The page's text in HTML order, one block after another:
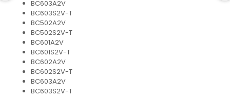
Hidraulice
Cilindri hidraulici si burdufe
protectie
Grup electropompa
Bolturi, role si bucsi
MAMMUT LIFT
Mecanice
BC603A2V
BC603S2V-T
BC502A2V
BC502S2V-T
BC601A2V
BC601S2V-T
BC602A2V
BC602S2V-T
BC603A2V
BC603S2V-T